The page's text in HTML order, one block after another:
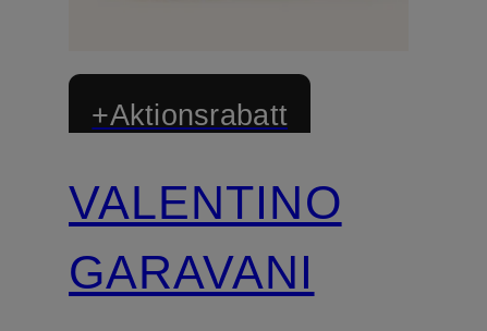
+Aktionsrabatt
VALENTINO
GARAVANI